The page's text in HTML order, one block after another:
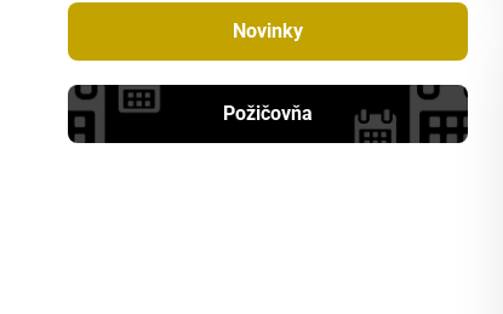
Novinky
Požičovňa